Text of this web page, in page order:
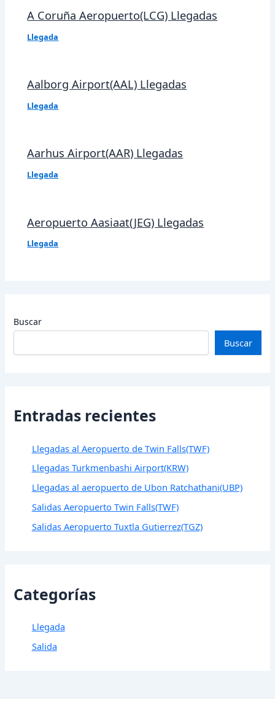
A Coruña Aeropuerto(LCG) Llegadas
Llegada
Aalborg Airport(AAL) Llegadas
Llegada
Aarhus Airport(AAR) Llegadas
Llegada
Aeropuerto Aasiaat(JEG) Llegadas
Llegada
Buscar
Buscar
Entradas recientes
Llegadas al Aeropuerto de Twin Falls(TWF)
Llegadas Turkmenbashi Airport(KRW)
Llegadas al aeropuerto de Ubon Ratchathani(UBP)
Salidas Aeropuerto Twin Falls(TWF)
Salidas Aeropuerto Tuxtla Gutierrez(TGZ)
Categorías
Llegada
Salida